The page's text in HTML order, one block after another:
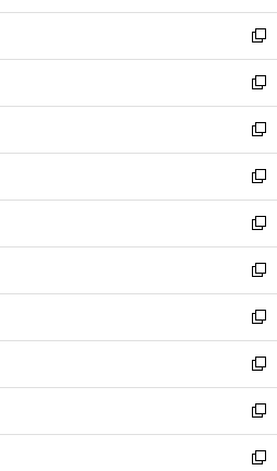
開
く
ウ
で
開
く
ン
ド
ウ
で
開
く
ウ
ィ
ン
ド
ウ
で
開
く
新
し
い
ウ
ィ
ン
ド
ウ
で
開
く
新
し
い
ウ
ィ
ン
ド
ウ
で
開
く
新
し
い
ウ
ィ
ン
ド
ウ
で
開
く
新
し
い
ウ
ィ
ン
ド
ウ
で
開
く
新
し
い
ウ
ィ
ン
ド
ウ
で
開
く
新
し
い
ウ
ィ
ン
ド
ウ
で
新
し
い
ウ
ィ
ン
ド
新
し
い
ウ
ィ
新
し
い
新